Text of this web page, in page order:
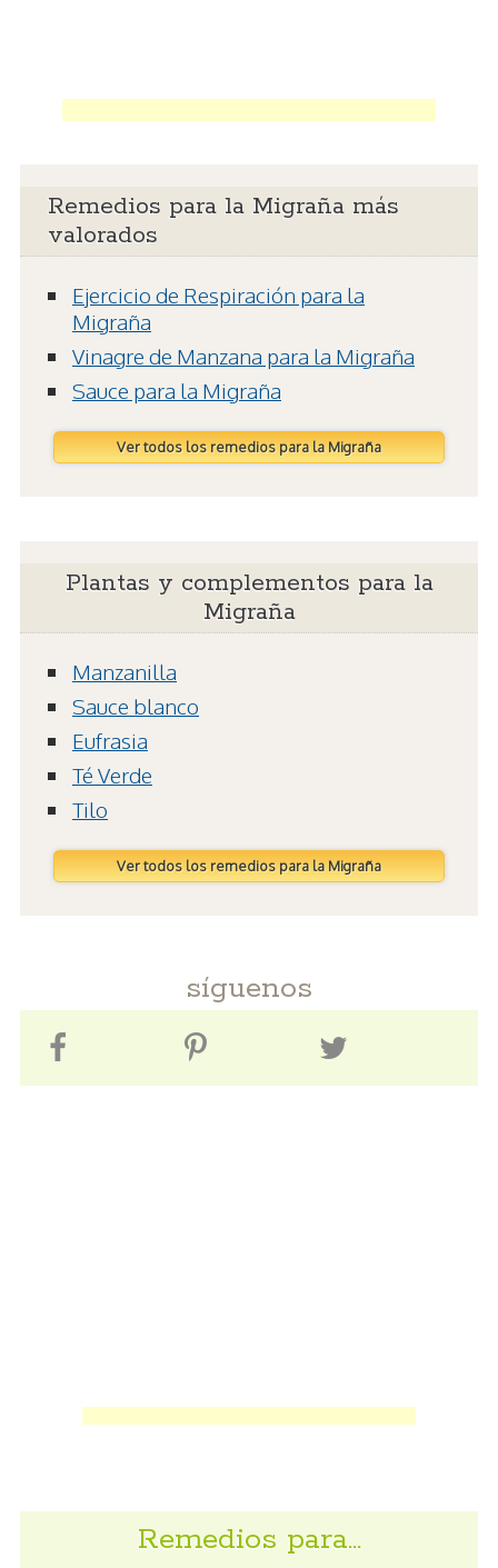
Remedios para la Migraña más
valorados
Ejercicio de Respiración para la
Migraña
Vinagre de Manzana para la Migraña
Sauce para la Migraña
Ver todos los remedios para la Migraña
Plantas y complementos para la
Migraña
Manzanilla
Sauce blanco
Eufrasia
Té Verde
Tilo
Ver todos los remedios para la Migraña
síguenos
Remedios para…